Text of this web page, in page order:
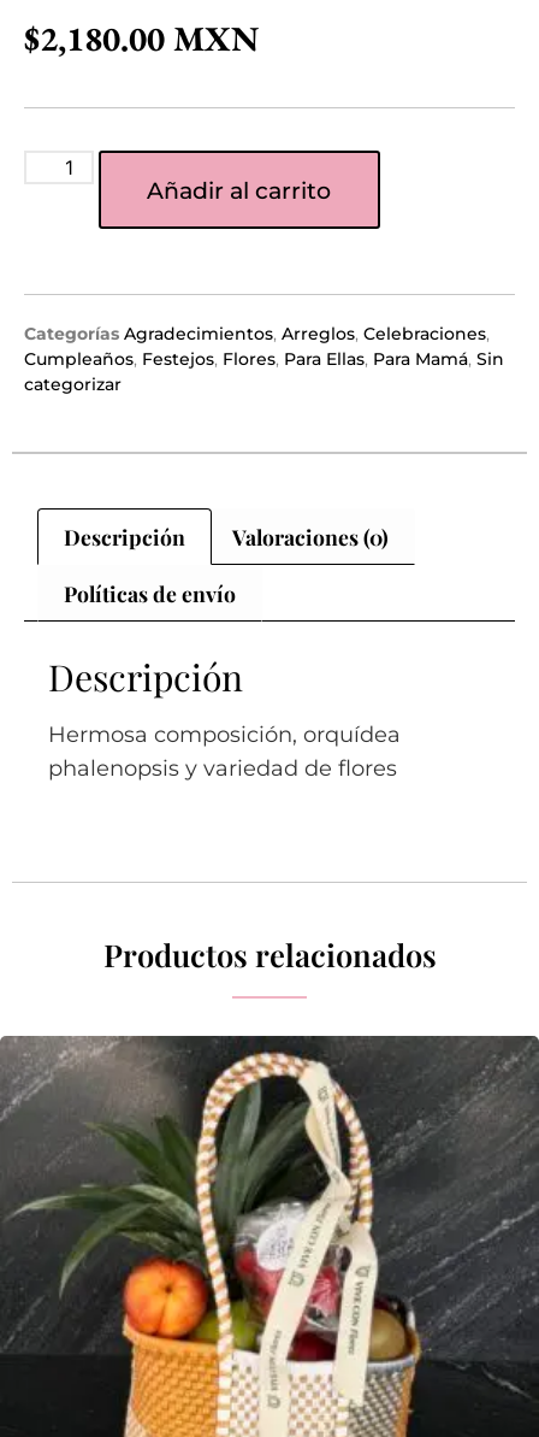
$2,180.00
Añadir al carrito
Categorías Agradecimientos, Arreglos, Celebraciones,
Cumpleaños, Festejos, Flores, Para Ellas, Para Mamá, Sin
categorizar
Descripción Valoraciones (0)
Políticas de envío
Descripción
Hermosa composición, orquídea
phalenopsis y variedad de flores
Productos relacionados